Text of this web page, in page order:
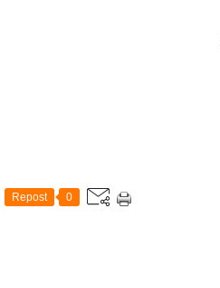
Repost 0